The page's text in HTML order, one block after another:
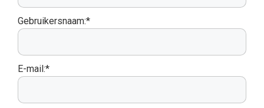
Gebruikersnaam:*
E-mail:*